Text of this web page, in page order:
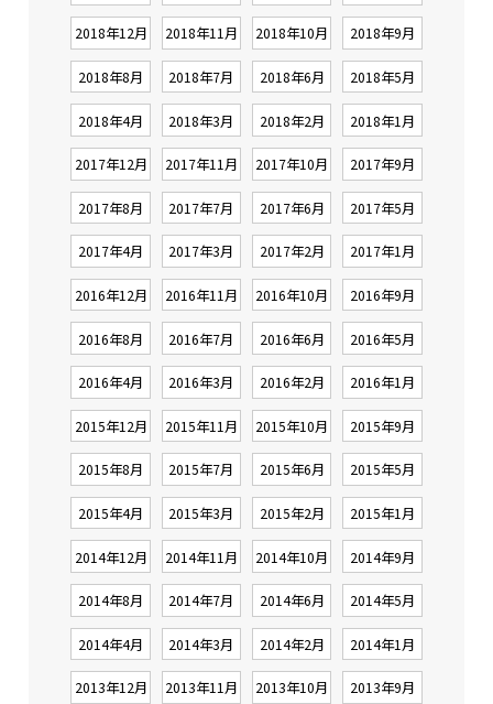
2018年12月 2018年11月 2018年10月 2018年9月
2018年8月 2018年7月 2018年6月 2018年5月
2018年4月 2018年3月 2018年2月 2018年1月
2017年12月 2017年11月 2017年10月 2017年9月
2017年8月 2017年7月 2017年6月 2017年5月
2017年4月 2017年3月 2017年2月 2017年1月
2016年12月 2016年11月 2016年10月 2016年9月
2016年8月 2016年7月 2016年6月 2016年5月
2016年4月 2016年3月 2016年2月 2016年1月
2015年12月 2015年11月 2015年10月 2015年9月
2015年8月 2015年7月 2015年6月 2015年5月
2015年4月 2015年3月 2015年2月 2015年1月
2014年12月 2014年11月 2014年10月 2014年9月
2014年8月 2014年7月 2014年6月 2014年5月
2014年4月 2014年3月 2014年2月 2014年1月
2013年12月 2013年11月 2013年10月 2013年9月